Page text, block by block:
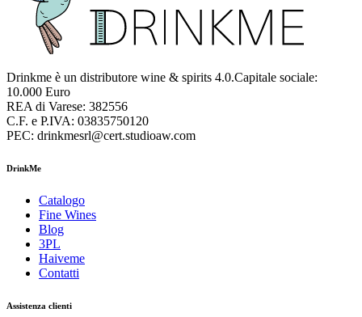
Drinkme è un distributore wine & spirits 4.0.Capitale sociale:
10.000 Euro
REA di Varese: 382556
C.F. e P.IVA: 03835750120
PEC: drinkmesrl@cert.studioaw.com
DrinkMe
Catalogo
Fine Wines
Blog
3PL
Haiveme
Contatti
Assistenza clienti